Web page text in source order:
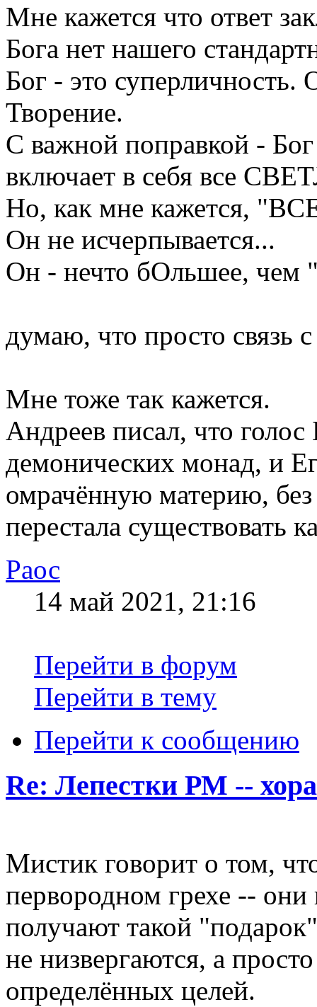
Мне кажется что ответ
Бога нет нашего
Бог - это
Творение.
С важной поправкой - Бог
включает в себя все
Но, как мне кажется,
Он не исчерпывается...
Он - нечто бОльшее, чем
думаю, что просто связь
Мне тоже так кажется.
Андреев писал, что
демонических монад, и
омрачённую материю,
перестала существовать
Раос
14 май 2021, 21:16
Перейти в форум
Перейти в тему
Перейти к сообщению
Re: Лепестки РМ --
Мистик говорит о том,
первородном грехе --
получают такой
не низвергаются, а
определённых целей.